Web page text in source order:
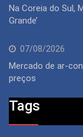
Na Coreia do Sul,
Grande’
07/08/2026
Mercado de ar-
preços
Tags